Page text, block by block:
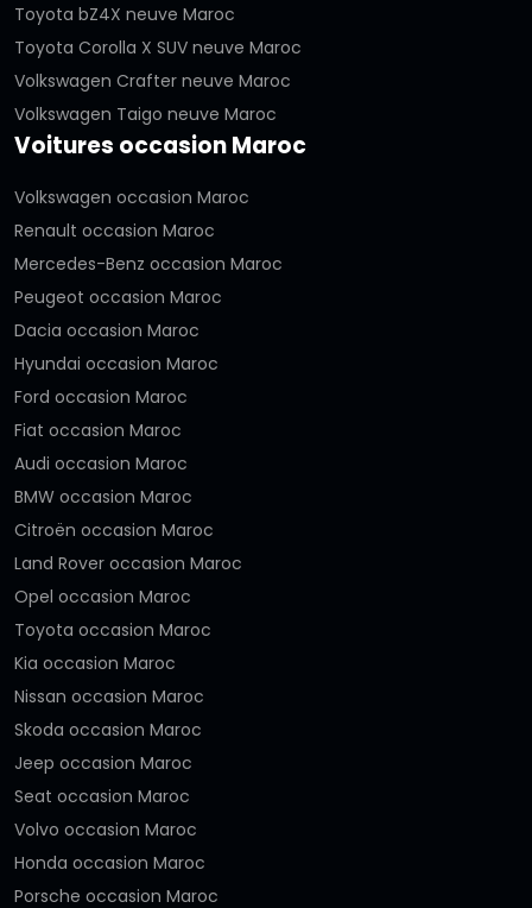
Toyota bZ4X neuve Maroc
Toyota Corolla X SUV neuve Maroc
Volkswagen Crafter neuve Maroc
Volkswagen Taigo neuve Maroc
Voitures occasion Maroc
Volkswagen occasion Maroc
Renault occasion Maroc
Mercedes-Benz occasion Maroc
Peugeot occasion Maroc
Dacia occasion Maroc
Hyundai occasion Maroc
Ford occasion Maroc
Fiat occasion Maroc
Audi occasion Maroc
BMW occasion Maroc
Citroën occasion Maroc
Land Rover occasion Maroc
Opel occasion Maroc
Toyota occasion Maroc
Kia occasion Maroc
Nissan occasion Maroc
Skoda occasion Maroc
Jeep occasion Maroc
Seat occasion Maroc
Volvo occasion Maroc
Honda occasion Maroc
Porsche occasion Maroc